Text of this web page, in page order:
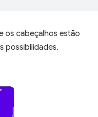
os cabeçalhos estão
possibilidades.